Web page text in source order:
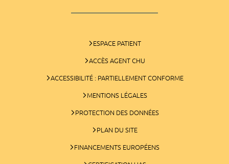
ESPACE PATIENT
ACCÈS AGENT CHU
ACCESSIBILITÉ : PARTIELLEMENT CONFORME
MENTIONS LÉGALES
PROTECTION DES DONNÉES
PLAN DU SITE
FINANCEMENTS EUROPÉENS